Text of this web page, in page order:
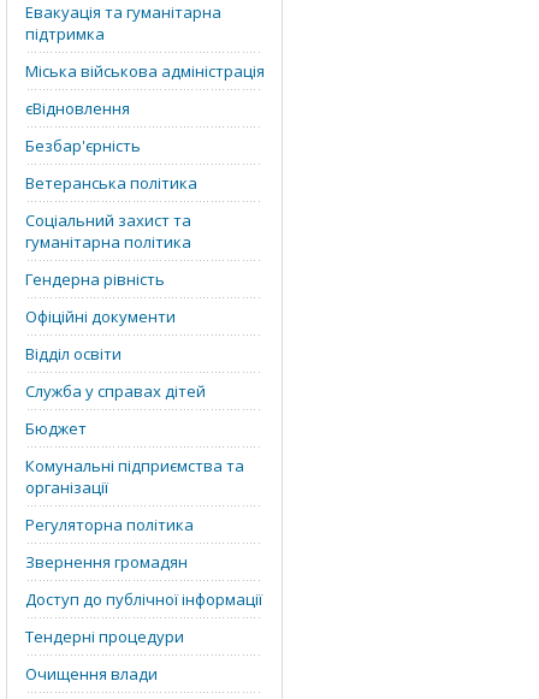
Евакуація та гуманітарна
підтримка
Міська військова адміністрація
єВідновлення
Безбар'єрність
Ветеранська політика
Соціальний захист та
гуманітарна політика
Гендерна рівність
Офіційні документи
Відділ освіти
Служба у справах дітей
Бюджет
Комунальні підприємства та
організації
Регуляторна політика
Звернення громадян
Доступ до публічної інформації
Тендерні процедури
Очищення влади